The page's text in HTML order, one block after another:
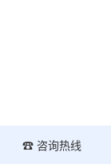
☎ 咨询热线